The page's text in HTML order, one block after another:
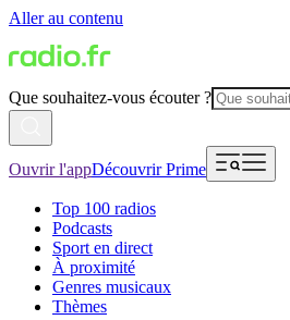
Aller au contenu
Que souhaitez-vous écouter ?
Ouvrir l'appDécouvrir Prime
Top 100 radios
Podcasts
Sport en direct
À proximité
Genres musicaux
Thèmes